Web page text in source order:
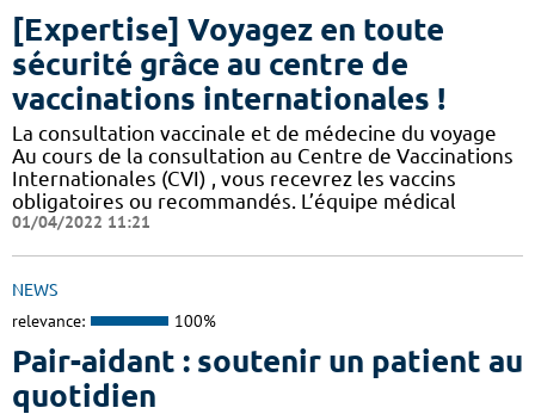
[Expertise] Voyagez en toute
sécurité grâce au centre de
vaccinations internationales !
La consultation vaccinale et de médecine du voyage
Au cours de la consultation au Centre de Vaccinations
Internationales (CVI) , vous recevrez les vaccins
obligatoires ou recommandés. L’équipe médical
01/04/2022 11:21
NEWS
relevance: 100%
Pair-aidant : soutenir un patient au
quotidien